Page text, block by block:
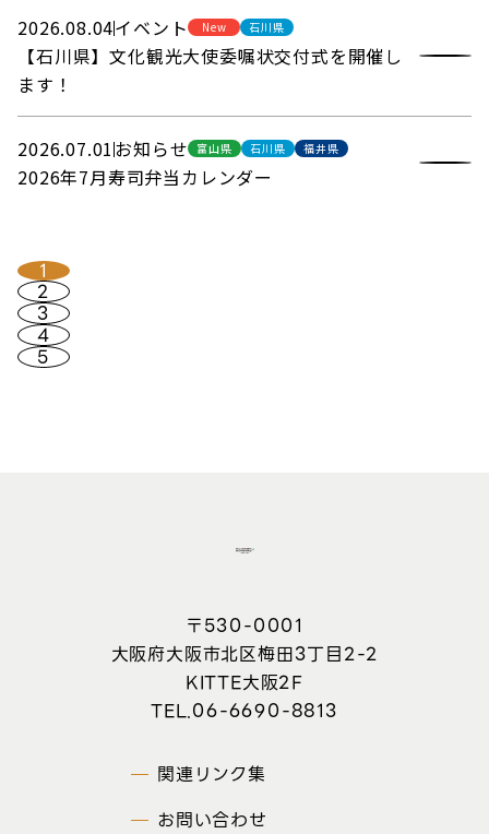
【石川県】文化観光大使委嘱状交付式を開催し
ます！
2026.08.04イベント New 石川県
2026年7月寿司弁当カレンダー
2026.07.01お知らせ 富山県 石川県 福井県
1
2
3
4
5
〒530-0001
大阪府大阪市北区梅田3丁目2-2
KITTE大阪2F
06-6690-8813
関連リンク集
お問い合わせ